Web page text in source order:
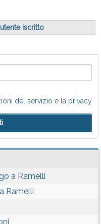
utente iscritto
del servizio e la privacy
a Ramelli
Ramelli